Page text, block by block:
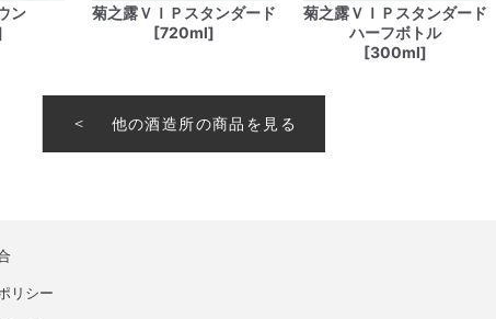
ン
菊之露ＶＩＰスタンダード
[720ml]
菊之露ＶＩＰスタンダード
ハーフボトル
[300ml]
他の酒造所の商品を見る
リシー